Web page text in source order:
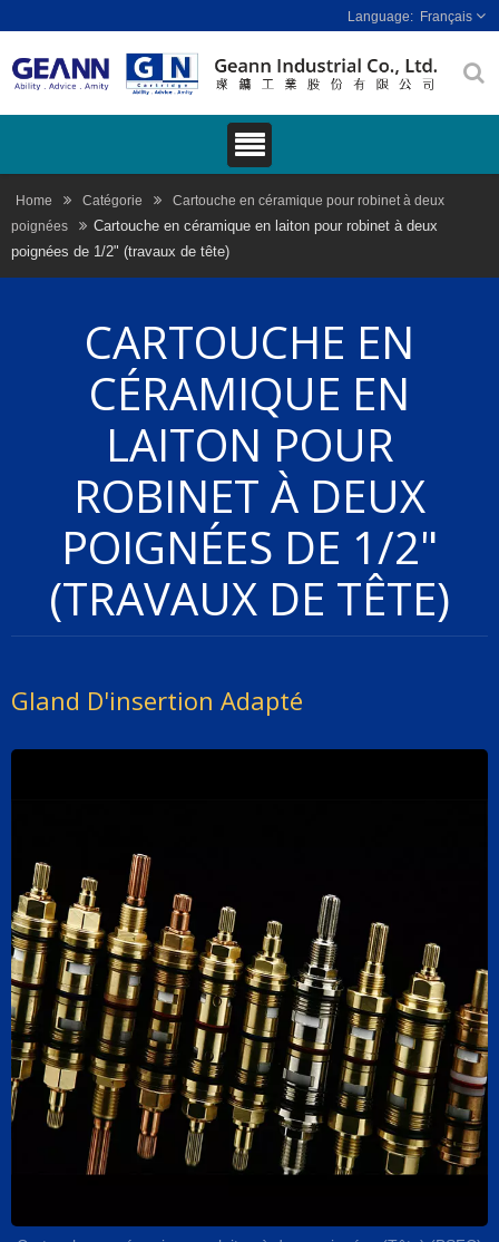
Français
Home Catégorie
Cartouche en céramique pour robinet à deux
poignées
Cartouche en céramique en laiton pour robinet à deux
poignées de 1/2" (travaux de tête)
CARTOUCHE EN
CÉRAMIQUE EN
LAITON POUR
ROBINET À DEUX
POIGNÉES DE 1/2"
(TRAVAUX DE TÊTE)
Gland D'insertion Adapté